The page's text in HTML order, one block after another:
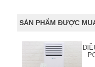
SẢN PHẨM ĐƯỢC